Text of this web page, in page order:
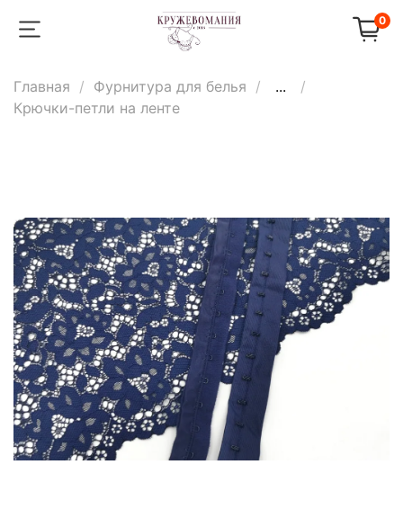
0
Главная Фурнитура для белья
...
Крючки-петли на ленте